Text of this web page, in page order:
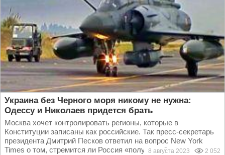
Украина без Черного моря никому не нужна:
Одессу и Николаев придется брать
Москва хочет контролировать регионы, которые в
Конституции записаны как российские. Так пресс-секретарь
президента Дмитрий Песков ответил на вопрос New York
Times о том, стремится ли Россия «получить больше...
8 августа 2023 2 052